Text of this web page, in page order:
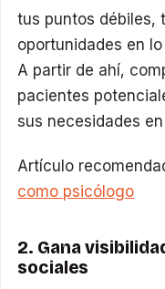
tus puntos débiles,
oportunidades en
A partir de ahí,
pacientes
sus necesidades
Artículo
como psicólogo
2. Gana
sociales